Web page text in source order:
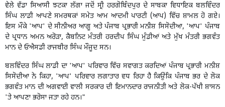
ਵੇਲੇ ਵੱਡਾ ਸਿਆਸੀ ਝਟਕਾ ਲੱਗਾ ਜਦੋਂ ਸ੍ਰੀ ਹਰਗੋਬਿੰਦਪੁਰ ਦੇ ਸਾਬਕਾ ਵਿਧਾਇਕ ਬਲਵਿੰਦਰ
ਸਿੰਘ ਲਾਡੀ ਆਪਣੇ ਸਮਰਥਕਾਂ ਸਮੇਤ ਆਮ ਆਦਮੀ ਪਾਰਟੀ (ਆਪ) ਵਿੱਚ ਸ਼ਾਮਲ ਹੋ ਗਏ।
ਇਸ ਮੌਕੇ 'ਆਪ' ਦੇ ਸੀਨੀਅਰ ਆਗੂ ਅਤੇ ਪੰਜਾਬ ਪ੍ਰਭਾਰੀ ਮਨੀਸ਼ ਸਿਸੋਦੀਆ, 'ਆਪ' ਪੰਜਾਬ
ਦੇ ਪ੍ਰਧਾਨ ਅਮਨ ਅਰੋੜਾ, ਕੈਬਨਿਟ ਮੰਤਰੀ ਹਰਦੀਪ ਸਿੰਘ ਮੁੰਡੀਆਂ ਅਤੇ ਮੁੱਖ ਮੰਤਰੀ ਭਗਵੰਤ
ਮਾਨ ਦੇ ਓਐਸਡੀ ਰਾਜਬੀਰ ਸਿੰਘ ਮੌਜੂਦ ਸਨ।
ਬਲਵਿੰਦਰ ਸਿੰਘ ਲਾਡੀ ਦਾ 'ਆਪ' ਪਰਿਵਾਰ ਵਿੱਚ ਸਵਾਗਤ ਕਰਦਿਆਂ ਪੰਜਾਬ ਪ੍ਰਭਾਰੀ ਮਨੀਸ਼
ਸਿਸੋਦੀਆ ਨੇ ਕਿਹਾ, 'ਆਪ' ਪਰਿਵਾਰ ਲਗਾਤਾਰ ਵਧ ਰਿਹਾ ਹੈ ਕਿਉਂਕਿ ਪੰਜਾਬ ਭਰ ਦੇ ਲੋਕ
ਭਗਵੰਤ ਮਾਨ ਦੀ ਅਗਵਾਈ ਵਾਲੀ ਸਰਕਾਰ ਦੀ ਇਮਾਨਦਾਰ ਰਾਜਨੀਤੀ ਅਤੇ ਲੋਕ-ਪੱਖੀ ਸ਼ਾਸਨ
'ਤੇ ਆਪਣਾ ਭਰੋਸਾ ਜਤਾ ਰਹੇ ਹਨ।"